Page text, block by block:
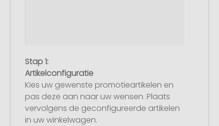
Stap 1:
Artikelconfiguratie
Kies uw gewenste promotieartikelen en
pas deze aan naar uw wensen. Plaats
vervolgens de geconfigureerde artikelen
in uw winkelwagen.